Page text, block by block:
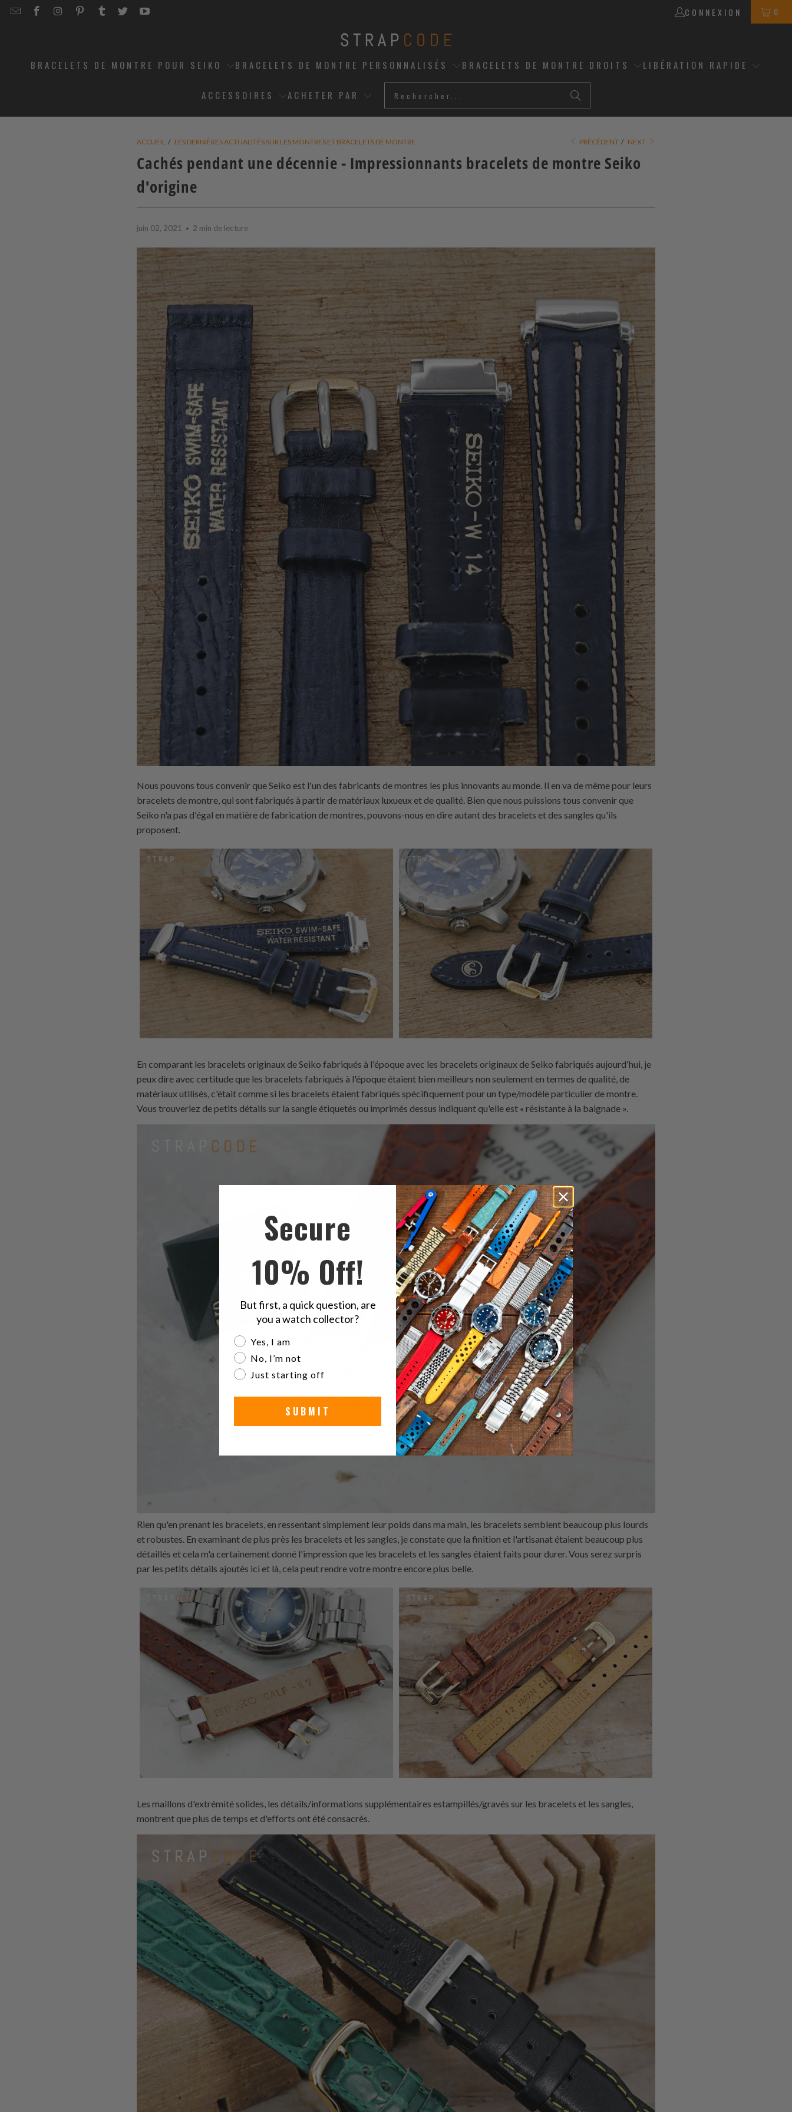
EMAILSTRAPCODE
STRAPCODE
STRAPCODE
STRAPCODE
STRAPCODE
STRAPCODE
CONNEXION 0
BRACELETS DE MONTRE POUR SEIKO BRACELETS DE MONTRE PERSONNALISÉS BRACELETS DE MONTRE DROITS LIBÉRATION RAPIDE
ACCESSOIRES ACHETER PAR
ACCUEIL / LES DERNIÈRES ACTUALITÉS SUR LES MONTRES ET BRACELETS DE MONTRE PRÉCÉDENT / NEXT
Cachés pendant une décennie - Impressionnants bracelets de montre Seiko
d'origine
juin 02, 2021 2 min de lecture
Nous pouvons tous convenir que Seiko est l'un des fabricants de montres les plus innovants au monde. Il en va de même pour leurs
bracelets de montre, qui sont fabriqués à partir de matériaux luxueux et de qualité. Bien que nous puissions tous convenir que
Seiko n'a pas d'égal en matière de fabrication de montres, pouvons-nous en dire autant des bracelets et des sangles qu'ils
proposent.
En comparant les bracelets originaux de Seiko fabriqués à l'époque avec les bracelets originaux de Seiko fabriqués aujourd'hui, je
peux dire avec certitude que les bracelets fabriqués à l'époque étaient bien meilleurs non seulement en termes de qualité, de
matériaux utilisés, c'était comme si les bracelets étaient fabriqués spécifiquement pour un type/modèle particulier de montre.
Vous trouveriez de petits détails sur la sangle étiquetés ou imprimés dessus indiquant qu'elle est « résistante à la baignade ».
Rien qu'en prenant les bracelets, en ressentant simplement leur poids dans ma main, les bracelets semblent beaucoup plus lourds
et robustes. En examinant de plus près les bracelets et les sangles, je constate que la finition et l'artisanat étaient beaucoup plus
détaillés et cela m'a certainement donné l'impression que les bracelets et les sangles étaient faits pour durer. Vous serez surpris
par les petits détails ajoutés ici et là, cela peut rendre votre montre encore plus belle.
Les maillons d'extrémité solides, les détails/informations supplémentaires estampillés/gravés sur les bracelets et les sangles,
montrent que plus de temps et d'efforts ont été consacrés.
Secure
10% Off!
But first, a quick question, are
you a watch collector?
Are you a watch collector?
Yes, I am
No, I’m not
Just starting off
SUBMIT